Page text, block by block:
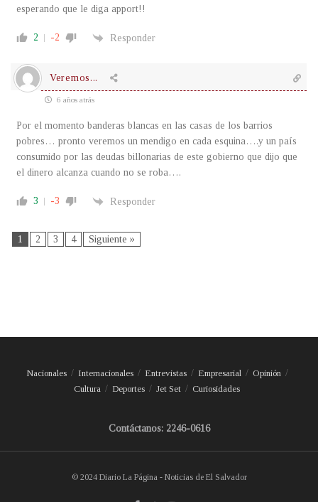
esperando que le diga apport!!
2 -2 Responder
Veremos...
6 años atrás
Por el momento banderas blancas en las casas de los barrios
pobres… pronto veremos un mendigo en cada esquina….y un país
consumido por las deudas billonarias de este gobierno que dijo que
el dinero alcanza cuando no se roba….
3 -3 Responder
1 2 3 4 Siguiente »
Nacionales Internacionales Entrevistas Empresarial
Opinión
Cultura
Deportes Jet Set Curiosidades
Contáctanos: 2246-0616
© 2024 Diario La Página - Noticias de El Salvador